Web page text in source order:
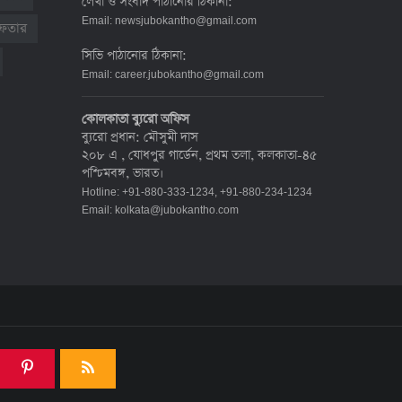
দেশে করোনায় মৃত্যু ও শনাক্ত কমেছে
৬ জুলাই ২০২২, ১৯:০২
হাজার ৯৯৮
৫ জুলাই ২০২২, ১৮:৪৭
করোনায় ২৪ ঘণ্টায় মৃত্যু ১২, শনাক্ত দুই
Email: newsjubokantho@gmail.com
সিভি পাঠানোর ঠিকানা:
Email: career.jubokantho@gmail.com
কোলকাতা ব্যুরো অফিস
ব্যুরো প্রধান: মৌসুমী দাস
২০৮ এ , যোধপুর গার্ডেন, প্রথম তলা, কলকাতা-৪৫
পশ্চিমবঙ্গ, ভারত।
Hotline: +91-880-333-1234, +91-880-234-1234
Email: kolkata@jubokantho.com